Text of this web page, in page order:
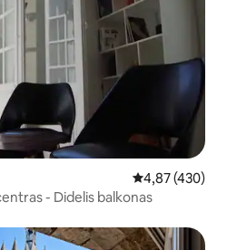
Vidutinis
4,87 (430)
- Didelis balkonas